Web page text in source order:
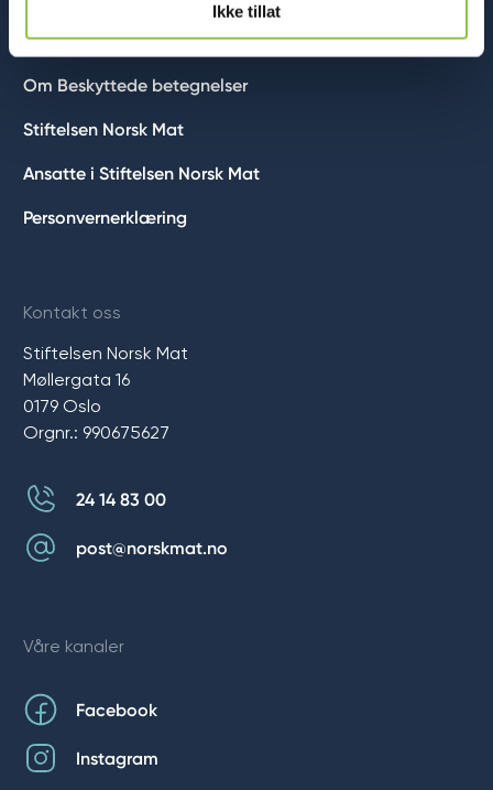
Ikke tillat
Om Beskyttede betegnelser
Stiftelsen Norsk Mat
Ansatte i Stiftelsen Norsk Mat
Personvernerklæring
Kontakt oss
Stiftelsen Norsk Mat
Møllergata 16
0179 Oslo
Orgnr.: 990675627
24 14 83 00
post@norskmat.no
Våre kanaler
Facebook
Instagram